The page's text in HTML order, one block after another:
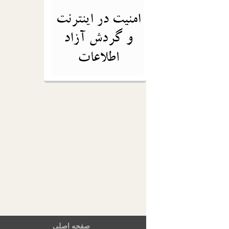
صفحه اصلی